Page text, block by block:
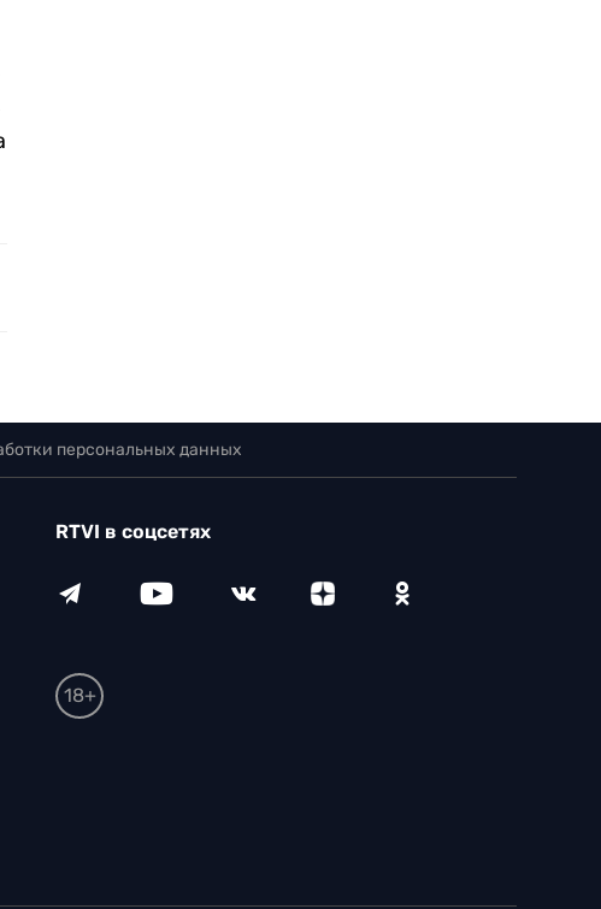
персональных данных
RTVI в соцсетях
18+